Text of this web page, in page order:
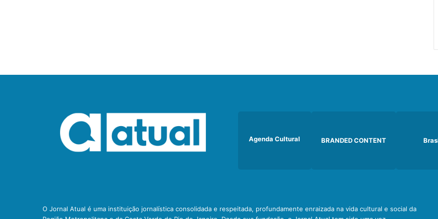
Agenda Cultural BRANDED CONTENT
O Jornal Atual é uma instituição jornalística consolidada e respeitada, profundamente enraizada na vida cultural e social da